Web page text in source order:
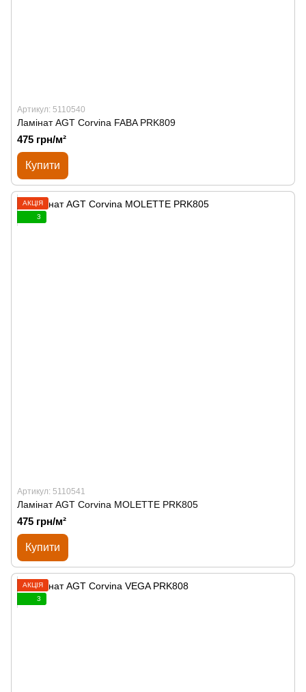
Артикул: 5110540
Ламінат AGT Corvina FABA PRK809
475 грн/м²
Купити
АКЦІЯ
3
Артикул: 5110541
Ламінат AGT Corvina MOLETTE PRK805
475 грн/м²
Купити
АКЦІЯ
3